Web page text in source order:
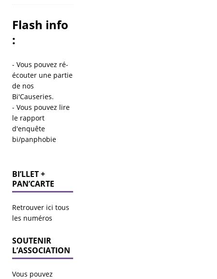
Flash info
:
- Vous pouvez ré-
écouter une partie
de nos
Bi'Causeries.
- Vous pouvez lire
le rapport
d'enquête
bi/panphobie
BI’LLET +
PAN’CARTE
Retrouver ici tous
les numéros
SOUTENIR
L’ASSOCIATION
Vous pouvez